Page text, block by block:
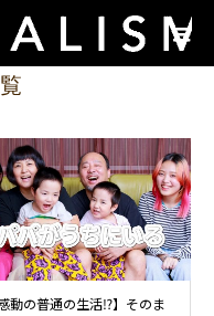
感動の普通の生活⁉️】そのま